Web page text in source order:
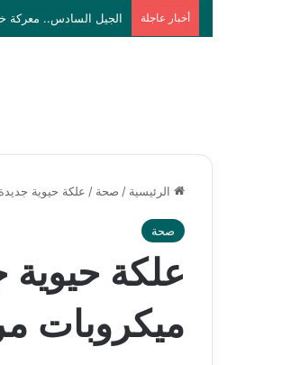
أخبار عاجلة الجيل السادس.. معركة
الرئيسية / صحة / علكة حيوية
صحة
علكة
ميكروبات